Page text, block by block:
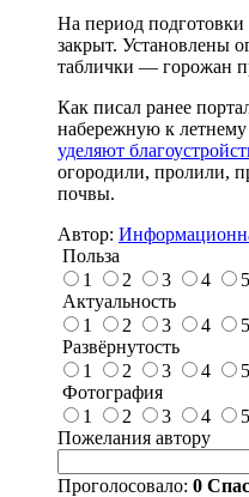
На период
закрыт. Установлены
таблички — горожан
Как писал ранее
набережную к
уделяют
огородили, пролили,
почвы.
Автор:
Польза
1
2 3 4 5
Актуальность
1
2 3 4 5
Развёрнутость
1
2 3 4 5
Фотография
1
2 3 4 5
Пожелания автору
Проголосовало: 0